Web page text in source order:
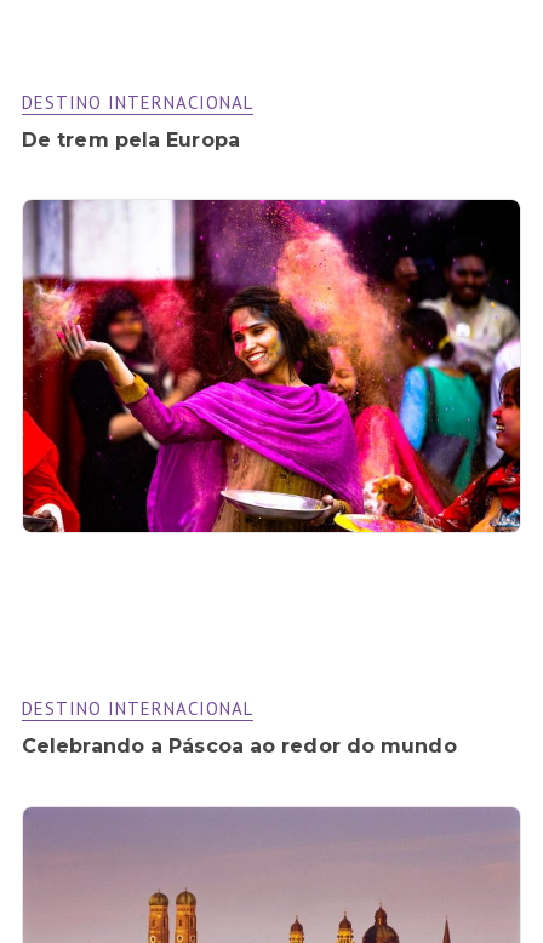
DESTINO INTERNACIONAL
De trem pela Europa
DESTINO INTERNACIONAL
Celebrando a Páscoa ao redor do mundo